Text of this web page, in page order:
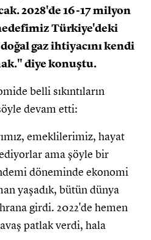
2028'de 16-17 milyon
Türkiye'deki
gaz ihtiyacını kendi
diye konuştu.
belli sıkıntıların
devam etti:
emeklilerimiz, hayat
ama şöyle bir
döneminde ekonomi
yaşadık, bütün dünya
girdi. 2022'de hemen
patlak verdi, hala